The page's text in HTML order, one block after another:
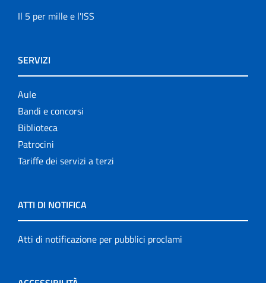
Il 5 per mille e l'ISS
SERVIZI
Aule
Bandi e concorsi
Biblioteca
Patrocini
Tariffe dei servizi a terzi
ATTI DI NOTIFICA
Atti di notificazione per pubblici proclami